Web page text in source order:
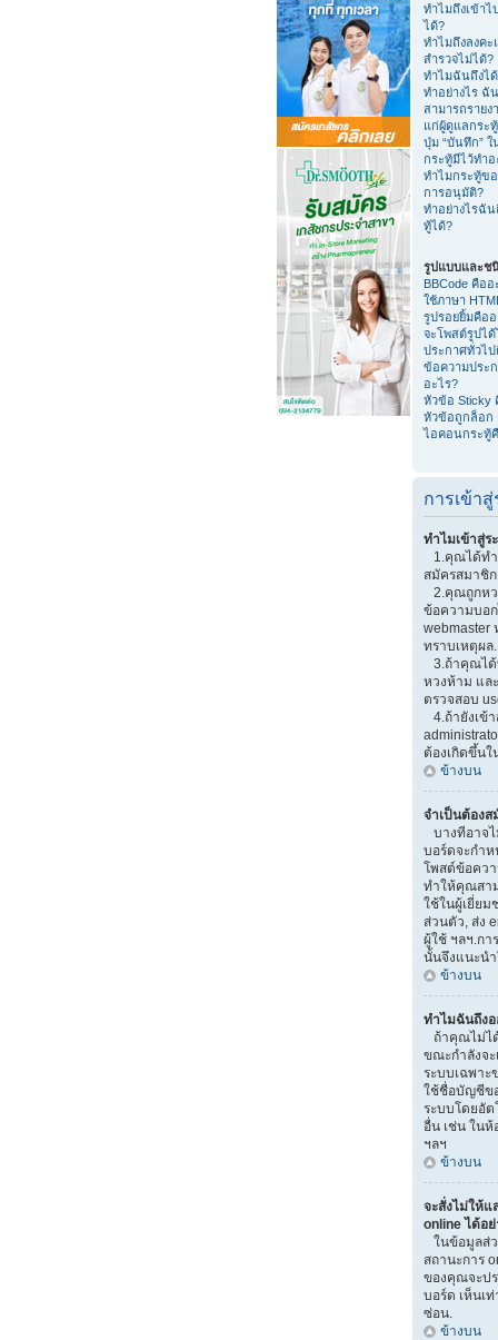
ทำไมถึงเข้า
ได้?
ทำไมถึงลงค
สำรวจไม่ได้?
ทำไมฉันถึงไ
ทำอย่างไร ฉั
สามารถราย
แก่ผู้ดูแลกระ
ปุ่ม “บันทึก”
กระทู้มีไว้ทำอ
ทำไมกระทู้ข
การอนุมัติ?
ทำอย่างไรฉั
ทู้ได้?
รูปแบบและช
BBCode คืออ
ใช้ภาษา
รูปรอยยิ้มคืออ
จะโพสต์รูปไ
ประกาศทั่วไ
ข้อความประ
อะไร?
หัวข้อ Sticky
หัวข้อถูกล็อก
ไอคอนกระทู้
การเข้า
ทำไมเข้าสู่ร
1.คุณได้ทำ
สมัครสมาชิ
2.คุณถูกหว
ข้อความบอ
webmaster
ทราบเหตุผล.
3.ถ้าคุณได้
หวงห้าม แล
ตรวจสอบ
4.ถ้ายังเข้
ต้องเกิดขึ้นใ
ข้างบน
จำเป็นต้อง
บางทีอาจไ
บอร์ดจะกำ
โพสต์ข้อคว
ทำให้คุณสา
ใช้ในผู้เยี่ยม
ส่วนตัว, ส่ง
ผู้ใช้ ฯลฯ.กา
นั้นจึงแนะน
ข้างบน
ทำไมฉันถึง
ถ้าคุณไม่ไ
ขณะกำลังจ
ระบบเฉพา
ใช้ชื่อบัญชีข
ระบบโดยอั
อื่น เช่น ในห้
ฯลฯ
ข้างบน
จะสั่งไม่ให้แ
online ได้อย่
ในข้อมูลส่
สถานะการ
ของคุณจะป
บอร์ด เห็นเ
ซ่อน.
ข้างบน